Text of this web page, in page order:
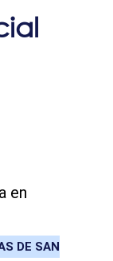
en
DE SAN